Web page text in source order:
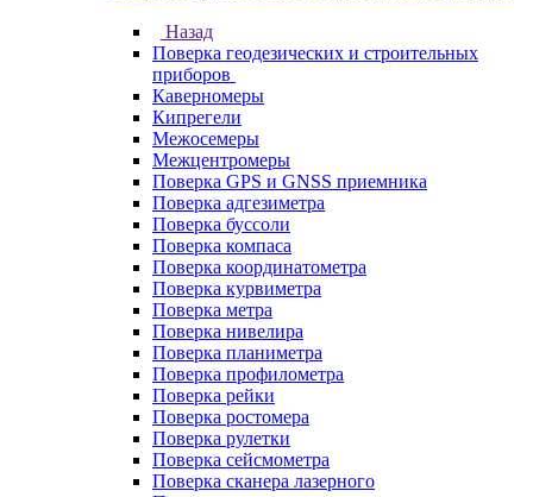
Назад
Поверка геодезических и строительных
приборов
Каверномеры
Кипрегели
Межосемеры
Межцентромеры
Поверка GPS и GNSS приемника
Поверка адгезиметра
Поверка буссоли
Поверка компаса
Поверка координатометра
Поверка курвиметра
Поверка метра
Поверка нивелира
Поверка планиметра
Поверка профилометра
Поверка рейки
Поверка ростомера
Поверка рулетки
Поверка сейсмометра
Поверка сканера лазерного